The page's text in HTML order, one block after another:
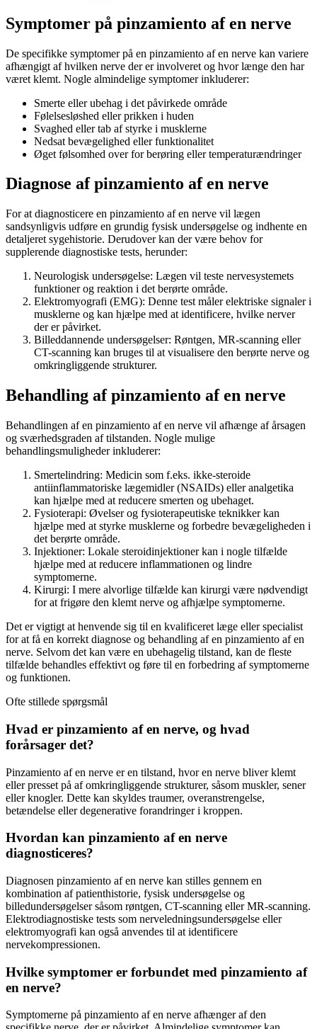
Symptomer på pinzamiento af en nerve
De specifikke symptomer på en pinzamiento af en nerve kan variere
afhængigt af hvilken nerve der er involveret og hvor længe den har
været klemt. Nogle almindelige symptomer inkluderer:
Smerte eller ubehag i det påvirkede område
Følelsesløshed eller prikken i huden
Svaghed eller tab af styrke i musklerne
Nedsat bevægelighed eller funktionalitet
Øget følsomhed over for berøring eller temperaturændringer
Diagnose af pinzamiento af en nerve
For at diagnosticere en pinzamiento af en nerve vil lægen
sandsynligvis udføre en grundig fysisk undersøgelse og indhente en
detaljeret sygehistorie. Derudover kan der være behov for
supplerende diagnostiske tests, herunder:
Neurologisk undersøgelse: Lægen vil teste nervesystemets
funktioner og reaktion i det berørte område.
Elektromyografi (EMG): Denne test måler elektriske signaler i
musklerne og kan hjælpe med at identificere, hvilke nerver
der er påvirket.
Billeddannende undersøgelser: Røntgen, MR-scanning eller
CT-scanning kan bruges til at visualisere den berørte nerve og
omkringliggende strukturer.
Behandling af pinzamiento af en nerve
Behandlingen af en pinzamiento af en nerve vil afhænge af årsagen
og sværhedsgraden af tilstanden. Nogle mulige
behandlingsmuligheder inkluderer:
Smertelindring: Medicin som f.eks. ikke-steroide
antiinflammatoriske lægemidler (NSAIDs) eller analgetika
kan hjælpe med at reducere smerten og ubehaget.
Fysioterapi: Øvelser og fysioterapeutiske teknikker kan
hjælpe med at styrke musklerne og forbedre bevægeligheden i
det berørte område.
Injektioner: Lokale steroidinjektioner kan i nogle tilfælde
hjælpe med at reducere inflammationen og lindre
symptomerne.
Kirurgi: I mere alvorlige tilfælde kan kirurgi være nødvendigt
for at frigøre den klemt nerve og afhjælpe symptomerne.
Det er vigtigt at henvende sig til en kvalificeret læge eller specialist
for at få en korrekt diagnose og behandling af en pinzamiento af en
nerve. Selvom det kan være en ubehagelig tilstand, kan de fleste
tilfælde behandles effektivt og føre til en forbedring af symptomerne
og funktionen.
Ofte stillede spørgsmål
Hvad er pinzamiento af en nerve, og hvad
forårsager det?
Pinzamiento af en nerve er en tilstand, hvor en nerve bliver klemt
eller presset på af omkringliggende strukturer, såsom muskler, sener
eller knogler. Dette kan skyldes traumer, overanstrengelse,
betændelse eller degenerative forandringer i kroppen.
Hvordan kan pinzamiento af en nerve
diagnosticeres?
Diagnosen pinzamiento af en nerve kan stilles gennem en
kombination af patienthistorie, fysisk undersøgelse og
billedundersøgelser såsom røntgen, CT-scanning eller MR-scanning.
Elektrodiagnostiske tests som nerveledningsundersøgelse eller
elektromyografi kan også anvendes til at identificere
nervekompressionen.
Hvilke symptomer er forbundet med pinzamiento af
en nerve?
Symptomerne på pinzamiento af en nerve afhænger af den